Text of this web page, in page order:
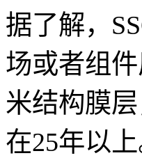
据了解，
场或者组
米结构膜
在25年以